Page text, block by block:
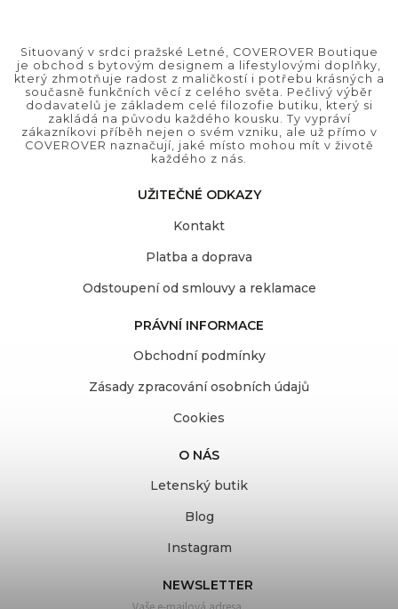
Situovaný v srdci pražské Letné, COVEROVER Boutique
je obchod s bytovým designem a lifestylovými doplňky,
který zhmotňuje radost z maličkostí i potřebu krásných a
současně funkčních věcí z celého světa. Pečlivý výběr
dodavatelů je základem celé filozofie butiku, který si
zakládá na původu každého kousku. Ty vypráví
zákazníkovi příběh nejen o svém vzniku, ale už přímo v
COVEROVER naznačují, jaké místo mohou mít v životě
každého z nás.
UŽITEČNÉ ODKAZY
Kontakt
Platba a doprava
Odstoupení od smlouvy a reklamace
PRÁVNÍ INFORMACE
Obchodní podmínky
Zásady zpracování osobních údajů
Cookies
O NÁS
Letenský butik
Blog
Instagram
NEWSLETTER